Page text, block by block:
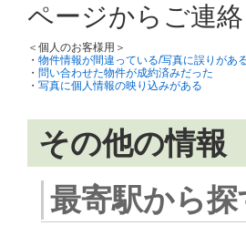
ページからご連
＜個人のお客様用＞
・ 物件情報が間違っている/写真に誤りがあ
・ 問い合わせた物件が成約済みだった
・ 写真に個人情報の映り込みがある
その他の情報
最寄駅から探